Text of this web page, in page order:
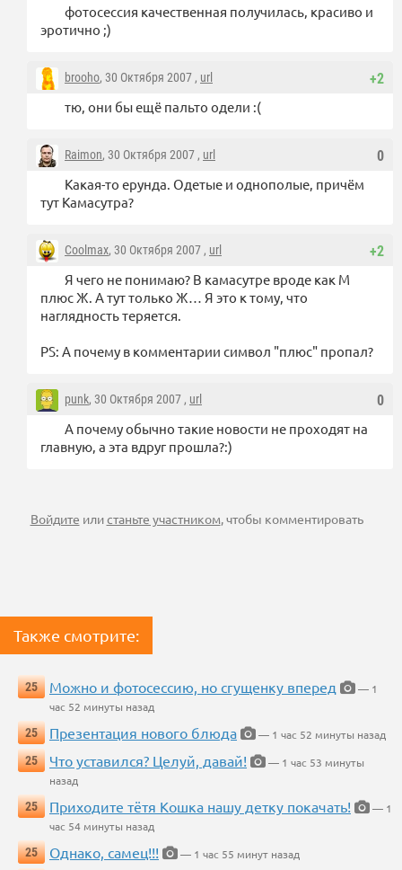
фотосессия качественная получилась, красиво и
эротично ;)
+2
brooho, 30 Октября 2007 , url
тю, они бы ещё пальто одели :(
0
Raimon, 30 Октября 2007 , url
Какая-то ерунда. Одетые и однополые, причём
тут Камасутра?
+2
Coolmax, 30 Октября 2007 , url
Я чего не понимаю? В камасутре вроде как М
плюс Ж. А тут только Ж… Я это к тому, что
наглядность теряется.
PS: А почему в комментарии символ "плюс" пропал?
0
punk, 30 Октября 2007 , url
А почему обычно такие новости не проходят на
главную, а эта вдруг прошла?:)
Войдите илистаньте участником, чтобы комментировать
Также смотрите:
25 Можно и фотосессию, но сгущенку вперед
— 1
час 52 минуты назад
25
Презентация нового блюда
— 1 час 52 минуты назад
25
Что уставился? Целуй, давай!
— 1 час 53 минуты
назад
25
Приходите тётя Кошка нашу детку покачать!
— 1
час 54 минуты назад
25
Однако, самец!!!
— 1 час 55 минут назад